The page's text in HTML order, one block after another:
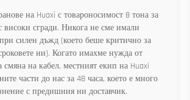
на Huaxi с товароносимост 8 тона за
високи сгради. Никога не сме имали
силен дъжд (което беше критично за
ни). Когато имахме нужда от
смяна на кабел, местният екип на Huaxi
части до нас за 48 часа, което е много
с предишния ни доставчик.